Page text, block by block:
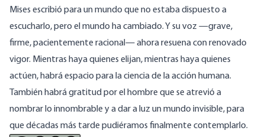
Mises escribió para un mundo que no estaba dispuesto a
escucharlo, pero el mundo ha cambiado. Y su voz —grave,
firme, pacientemente racional— ahora resuena con renovado
vigor. Mientras haya quienes elijan, mientras haya quienes
actúen, habrá espacio para la ciencia de la acción humana.
También habrá gratitud por el hombre que se atrevió a
nombrar lo innombrable y a dar a luz un mundo invisible, para
que décadas más tarde pudiéramos finalmente contemplarlo.